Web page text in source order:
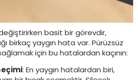
değiştirirken basit bir görevdir,
birkaç yaygın hata var. Pürüzsüz
için bu hatalardan kaçının:
: En yaygın hatalardan biri,